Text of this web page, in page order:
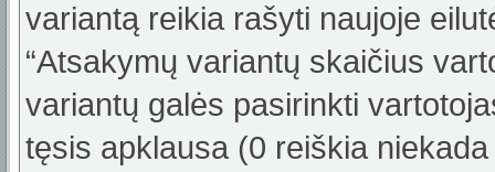
variantą reikia rašyti naujoje
“Atsakymų variantų skaičius
variantų galės pasirinkti
tęsis apklausa (0 reiškia